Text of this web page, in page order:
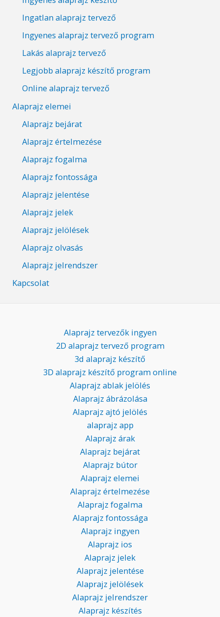
Ingatlan alaprajz tervező
Ingyenes alaprajz tervező program
Lakás alaprajz tervező
Legjobb alaprajz készítő program
Online alaprajz tervező
Alaprajz elemei
Alaprajz bejárat
Alaprajz értelmezése
Alaprajz fogalma
Alaprajz fontossága
Alaprajz jelentése
Alaprajz jelek
Alaprajz jelölések
Alaprajz olvasás
Alaprajz jelrendszer
Kapcsolat
Alaprajz tervezők ingyen
2D alaprajz tervező program
3d alaprajz készítő
3D alaprajz készítő program online
Alaprajz ablak jelölés
Alaprajz ábrázolása
Alaprajz ajtó jelölés
alaprajz app
Alaprajz árak
Alaprajz bejárat
Alaprajz bútor
Alaprajz elemei
Alaprajz értelmezése
Alaprajz fogalma
Alaprajz fontossága
Alaprajz ingyen
Alaprajz ios
Alaprajz jelek
Alaprajz jelentése
Alaprajz jelölések
Alaprajz jelrendszer
Alaprajz készítés